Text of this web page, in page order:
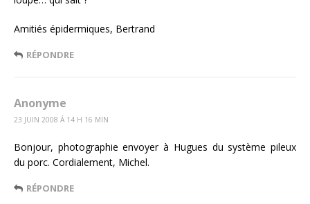
Amitiés épidermiques, Bertrand
RÉPONDRE
Anonyme
23 JUIN 2008 Á 14 H 16 MIN
Bonjour, photographie envoyer à Hugues du système pileux
du porc. Cordialement, Michel.
RÉPONDRE